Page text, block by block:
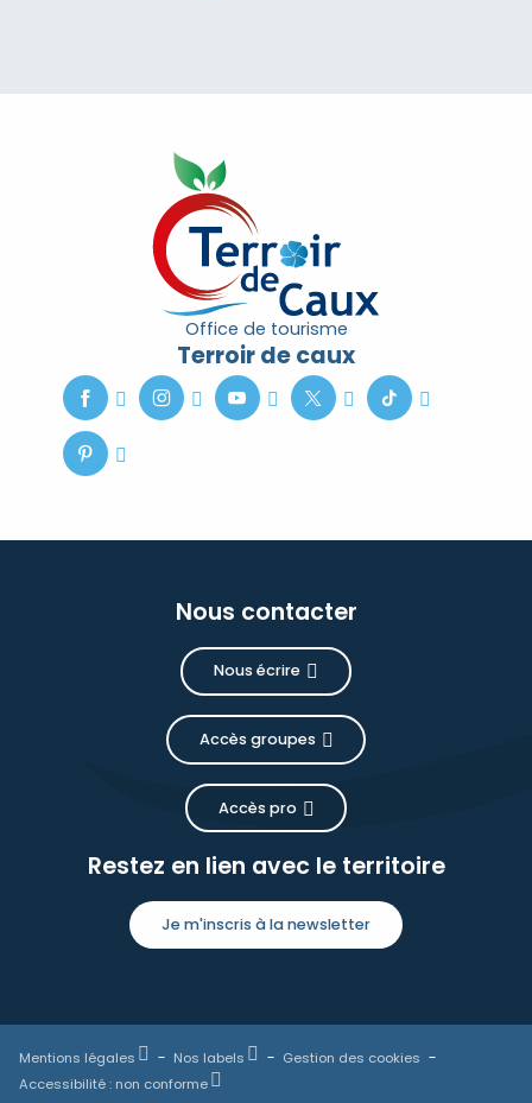
Office de tourisme
Terroir de caux
Nous contacter
Nous écrire
Accès groupes
Accès pro
Restez en lien avec le territoire
Je m'inscris à la newsletter
Mentions légales Nos labels
Gestion des cookies
Accessibilité : non conforme